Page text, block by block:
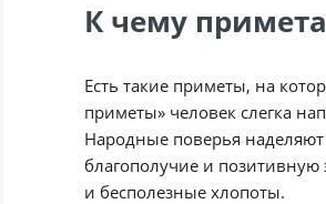
К чему
Есть такие приметы, на
приметы» человек слегка
Народные поверья
благополучие и
и бесполезные хлопоты.